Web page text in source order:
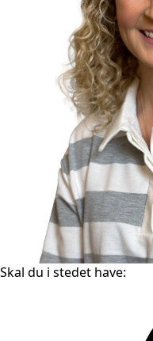
Skal du i stedet have: